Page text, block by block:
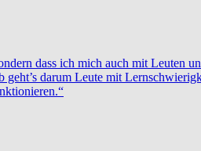
dass ich mich auch mit Leuten
darum Leute mit